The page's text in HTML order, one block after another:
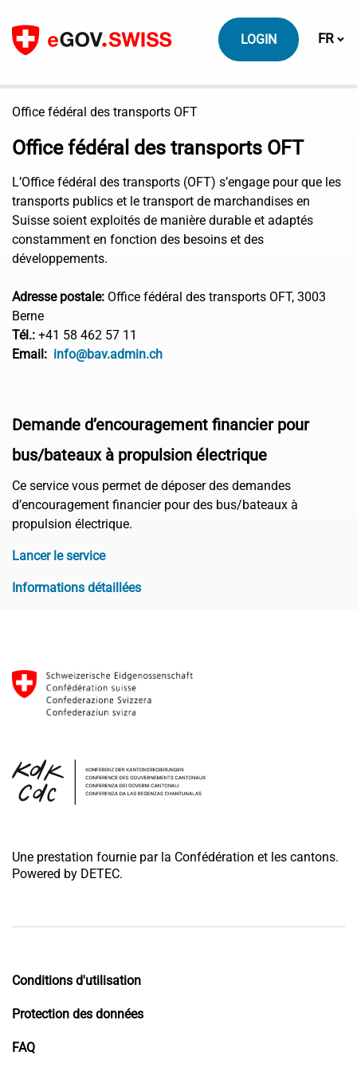
Vers le contenu
LOGIN FR
Office fédéral des transports OFT
Office fédéral des transports OFT
L’Office fédéral des transports (OFT) s’engage pour que les
transports publics et le transport de marchandises en
Suisse soient exploités de manière durable et adaptés
constamment en fonction des besoins et des
développements.
Adresse postale: Office fédéral des transports OFT, 3003
Berne
Tél.: +41 58 462 57 11
Email: info@bav.admin.ch
Demande d’encouragement financier pour
bus/bateaux à propulsion électrique
Ce service vous permet de déposer des demandes
d’encouragement financier pour des bus/bateaux à
propulsion électrique.
Lancer le service
Informations détaillées
Une prestation fournie par la Confédération et les cantons.
Powered by DETEC.
Conditions d'utilisation
Protection des données
FAQ